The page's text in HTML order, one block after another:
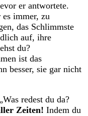
er antwortete.
immer, zu
das Schlimmste
auf, ihre
du?
ist das
besser, sie gar nicht
redest du da?
Zeiten! Indem du